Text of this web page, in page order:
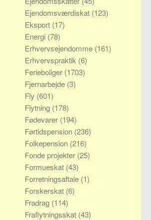
Ejendomsværdiskat (123)
Eksport (17)
Energi (78)
Erhvervsejendomme (161)
Erhvervspraktik (6)
Ferieboliger (1703)
Fjernarbejde (3)
Fly (601)
Flytning (178)
Fødevarer (194)
Førtidspension (236)
Folkepension (216)
Fonde projekter (25)
Formueskat (43)
Forretningsaftale (1)
Forskerskat (6)
Fradrag (114)
Fraflytningsskat (43)